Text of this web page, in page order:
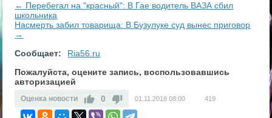
← Перебегал на "красный": В Гае водитель ВАЗА сбил
школьника
Насмерть забил товарища: В Бузулуке суд вынес приговор
→
Сообщает:
Ria56.ru
Пожалуйста, оцените запись, воспользовавшись
авторизацией
Оценка новости 0 01.11.2018 08:00 419